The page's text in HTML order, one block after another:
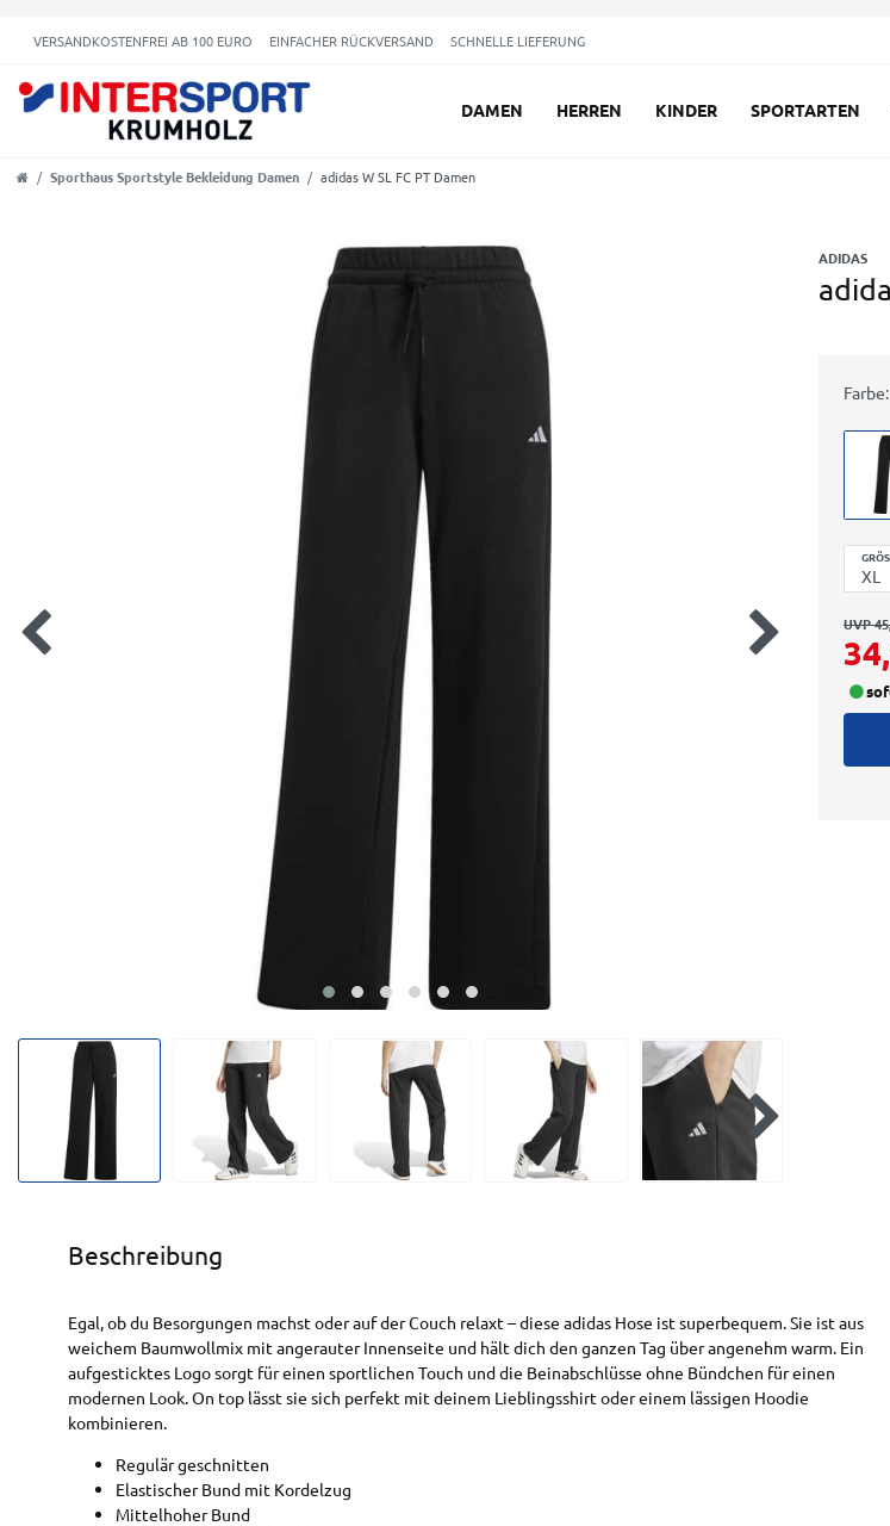
VERSANDKOSTENFREI AB 100 EURO EINFACHER RÜCKVERSAND SCHNELLE LIEFERUNG
DAMEN HERREN KINDER SPORTARTEN
Sporthaus Sportstyle Bekleidung Damen adidas W SL FC PT Damen
ADIDAS
Farbe:
UVP
Beschreibung
Egal, ob du Besorgungen machst oder auf der Couch relaxt – diese adidas Hose ist superbequem. Sie ist aus
weichem Baumwollmix mit angerauter Innenseite und hält dich den ganzen Tag über angenehm warm. Ein
aufgesticktes Logo sorgt für einen sportlichen Touch und die Beinabschlüsse ohne Bündchen für einen
modernen Look. On top lässt sie sich perfekt mit deinem Lieblingsshirt oder einem lässigen Hoodie
kombinieren.
Regulär geschnitten
Elastischer Bund mit Kordelzug
Mittelhoher Bund